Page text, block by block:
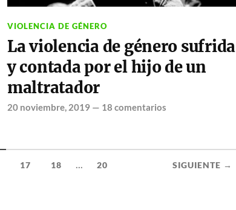
VIOLENCIA DE GÉNERO
La violencia de género sufrida
y contada por el hijo de un
maltratador
20 noviembre, 2019— 18 comentarios
17 18 ... 20 SIGUIENTE →